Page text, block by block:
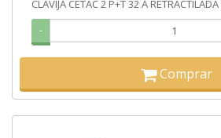
CLAVIJA CETAC 2 P+T 32 A
-
Comprar